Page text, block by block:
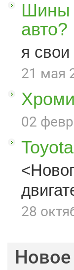
Шины
авто?
я
21 мая
02
28